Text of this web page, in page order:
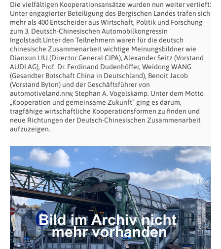
Die vielfältigen Kooperationsansätze wurden nun weiter vertieft:
Unter engagierter Beteiligung des Bergischen Landes trafen sich
mehr als 400 Entscheider aus Wirtschaft, Politik und Forschung
zum 3. Deutsch-Chinesischen Automobilkongressin
Ingolstadt.Unter den Teilnehmern waren für die deutsch
chinesische Zusammenarbeit wichtige Meinungsbildner wie
Dianxun LIU (Director General CIPA), Alexander Seitz (Vorstand
AUDI AG), Prof. Dr. Ferdinand Dudenhöffer, Weidong WANG
(Gesandter Botschaft China in Deutschland), Benoit Jacob
(Vorstand Byton) und der Geschäftsführer von
automotiveland.nrw, Stephan A. Vogelskamp. Unter dem Motto
„Kooperation und gemeinsame Zukunft“ ging es darum,
tragfähige wirtschaftliche Kooperationsformen zu finden und
neue Richtungen der Deutsch-Chinesischen Zusammenarbeit
aufzuzeigen.